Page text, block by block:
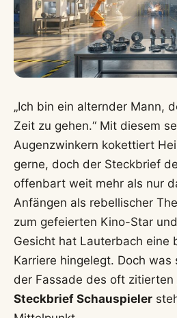
„Ich bin ein alternder Mann,
Zeit zu gehen.“ Mit diesem
Augenzwinkern kokettiert
gerne, doch der Steckbrief
offenbart weit mehr als nur
Anfängen als rebellischer
zum gefeierten Kino-Star
Gesicht hat Lauterbach eine
Karriere hingelegt. Doch
der Fassade des oft zitierten
Steckbrief Schauspieler